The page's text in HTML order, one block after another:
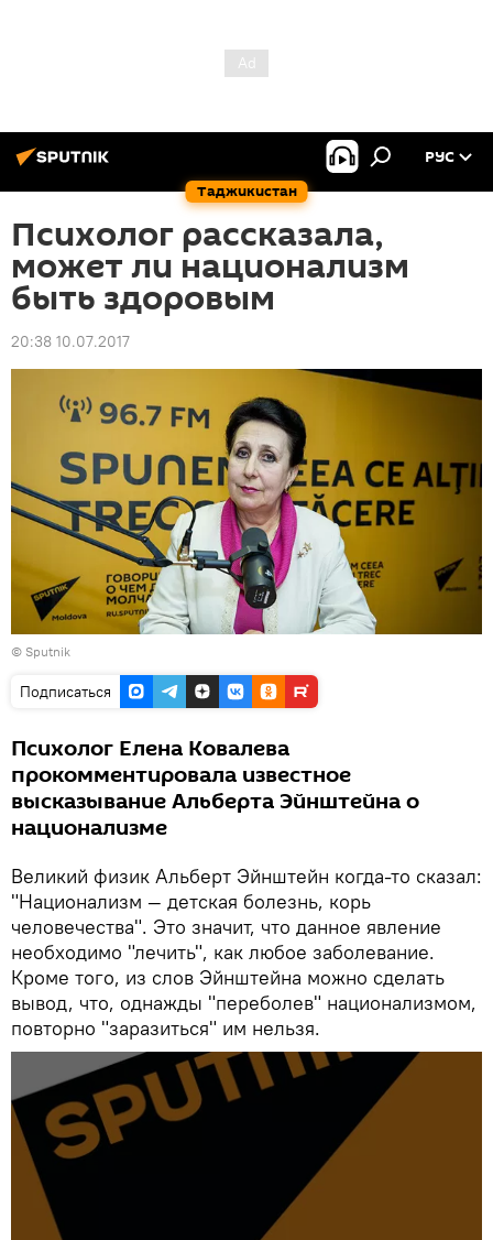
Таджикистан
РУС
Психолог рассказала,
может ли национализм
быть здоровым
20:38 10.07.2017
© Sputnik
Подписаться
Психолог Елена Ковалева
прокомментировала известное
высказывание Альберта Эйнштейна о
национализме
Великий физик Альберт Эйнштейн когда-то сказал:
"Национализм — детская болезнь, корь
человечества". Это значит, что данное явление
необходимо "лечить", как любое заболевание.
Кроме того, из слов Эйнштейна можно сделать
вывод, что, однажды "переболев" национализмом,
повторно "заразиться" им нельзя.